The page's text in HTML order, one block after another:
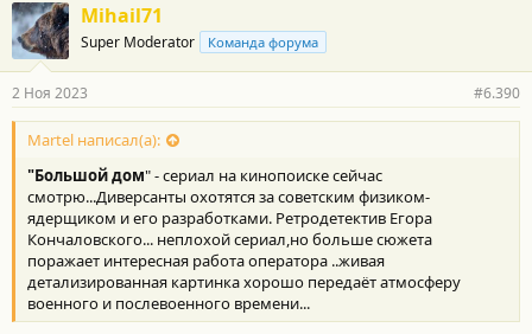
:
Mihail71
Super Moderator Команда форума
2 Ноя 2023 #6.390
Martel написал(а):
"Большой дом" - сериал на кинопоиске сейчас
смотрю...Диверсанты охотятся за советским физиком-
ядерщиком и его разработками. Ретродетектив Егора
Кончаловского... неплохой сериал,но больше сюжета
поражает интересная работа оператора ..живая
детализированная картинка хорошо передаёт атмосферу
военного и послевоенного времени...